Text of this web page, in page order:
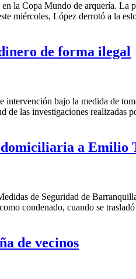
la Copa Mundo de arquería. La
miércoles, López derrotó a la
de forma ilegal
intervención bajo la medida de
las investigaciones
a Emilio
de Seguridad de
condenado, cuando se
de vecinos